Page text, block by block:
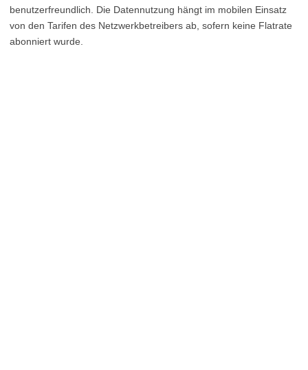
benutzerfreundlich. Die Datennutzung hängt im mobilen Einsatz
von den Tarifen des Netzwerkbetreibers ab, sofern keine Flatrate
abonniert wurde.